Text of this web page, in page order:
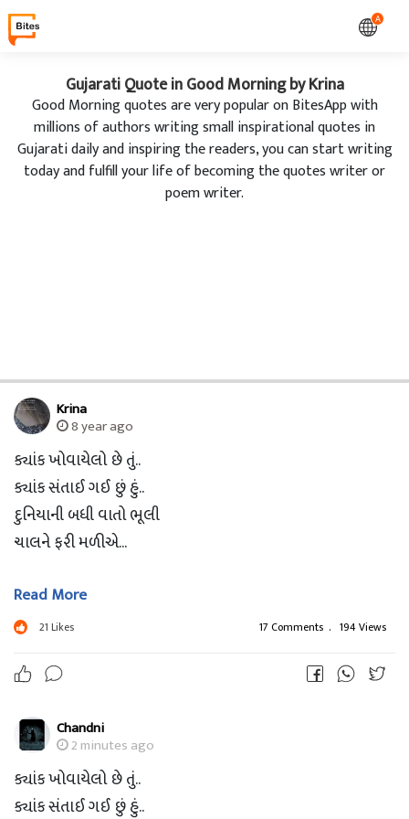
A
Gujarati Quote in Good Morning by Krina
Good Morning quotes are very popular on BitesApp with
millions of authors writing small inspirational quotes in
Gujarati daily and inspiring the readers, you can start writing
today and fulfill your life of becoming the quotes writer or
poem writer.
Krina
8 year ago
ક્યાંક ખોવાયેલો છે તું..
ક્યાંક સંતાઈ ગઈ છું હું..
દુનિયાની બધી વાતો ભૂલી
ચાલને ફરી મળીએ...
એકબીજાથી નજરો મેળવતા..
ધીરે ધીરે હાથ માં હાથ પકડતા..
ચાલને ફરી મળીએ...
એકબીજાને ગમતાં dp,status રાખીને..
વિડિયો કોલ માં ચાલને વાત કરીએ..
કંઈ નઈ તો એક સેલ્ફી પાડવા
Read More
21 Likes 17 Comments . 194 Views
Chandni
2 minutes ago
ક્યાંક ખોવાયેલો છે તું..
ક્યાંક સંતાઈ ગઈ છું હું..